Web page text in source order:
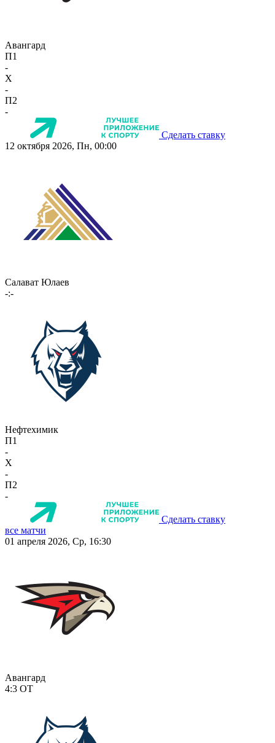
Авангард
П1
-
X
-
П2
-
Сделать ставку
12 октября 2026, Пн, 00:00
Салават Юлаев
-:-
Нефтехимик
П1
-
X
-
П2
-
Сделать ставку
все матчи
01 апреля 2026, Ср, 16:30
Авангард
4:3 ОТ